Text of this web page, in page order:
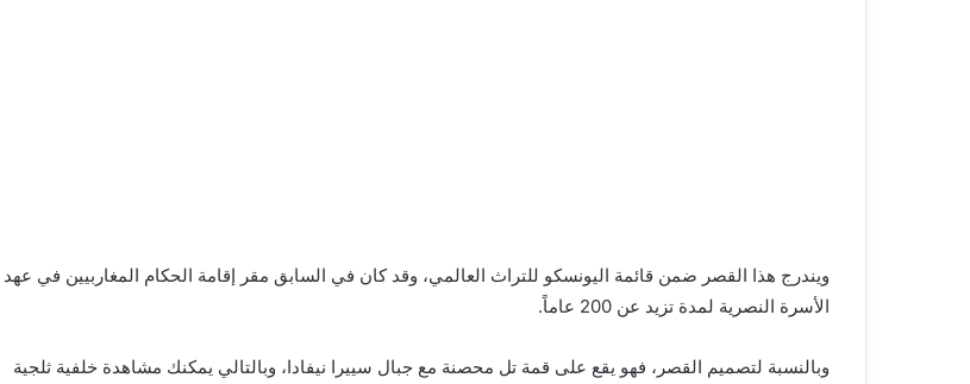
ويندرج هذا القصر ضمن قائمة اليونسكو للتراث العالمي، وقد كان في السابق مقر إقامة الحكام المغاربيين في عهد
الأسرة النصرية لمدة تزيد عن 200 عاماً.
وبالنسبة لتصميم القصر، فهو يقع على قمة تل محصنة مع جبال سييرا نيفادا، وبالتالي يمكنك مشاهدة خلفية ثلجية